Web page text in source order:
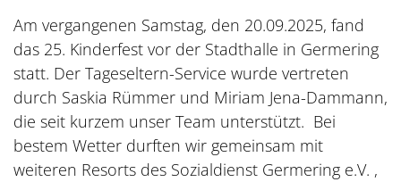
Am vergangenen Samstag, den 20.09.2025, fand
das 25. Kinderfest vor der Stadthalle in Germering
statt. Der Tageseltern-Service wurde vertreten
durch Saskia Rümmer und Miriam Jena-Dammann,
die seit kurzem unser Team unterstützt. Bei
bestem Wetter durften wir gemeinsam mit
weiteren Resorts des Sozialdienst Germering e.V. ,